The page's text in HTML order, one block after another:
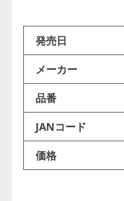
発売日
メーカー
品番
JANコード
価格